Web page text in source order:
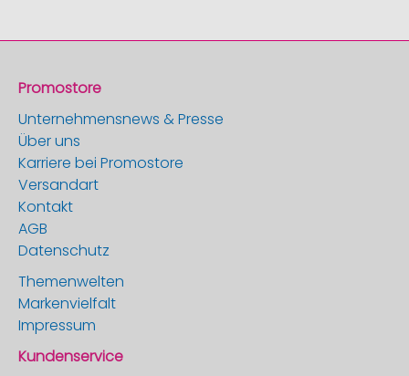
Promostore
Unternehmensnews & Presse
Über uns
Karriere bei Promostore
Versandart
Kontakt
AGB
Datenschutz
Themenwelten
Markenvielfalt
Impressum
Kundenservice